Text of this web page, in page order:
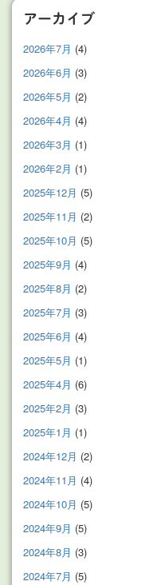
アーカイブ
2026年7月 (4)
2026年6月 (3)
2026年5月 (2)
2026年4月 (4)
2026年3月 (1)
2026年2月 (1)
2025年12月 (5)
2025年11月 (2)
2025年10月 (5)
2025年9月 (4)
2025年8月 (2)
2025年7月 (3)
2025年6月 (4)
2025年5月 (1)
2025年4月 (6)
2025年2月 (3)
2025年1月 (1)
2024年12月 (2)
2024年11月 (4)
2024年10月 (5)
2024年9月 (5)
2024年8月 (3)
2024年7月 (5)